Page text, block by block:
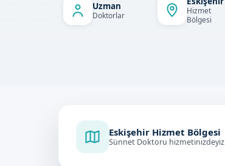
Uzman
Doktorlar
Hizmet
Bölgesi
Eskişehir Hizmet Bölgesi
Sünnet Doktoru hizmetinizdeyiz